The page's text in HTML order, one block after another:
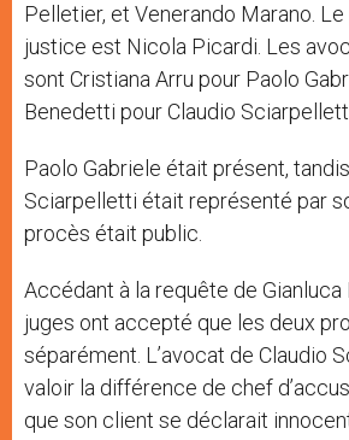
Pelletier, et Venerando Marano.
justice est Nicola Picardi. Les
sont Cristiana Arru pour Paolo
Benedetti pour Claudio
Paolo Gabriele était présent,
Sciarpelletti était représenté par
procès était public.
Accédant à la requête de Gianluca
juges ont accepté que les deux
séparément. L’avocat de Claudio
valoir la différence de chef
que son client se déclarait